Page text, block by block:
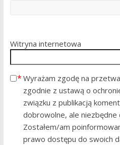
Witryna internetowa
Wyrażam zgodę na
zgodnie z ustawą o
związku z publikacją
dobrowolne, ale niezbędne
Zostałem/am
prawo dostępu do swoich